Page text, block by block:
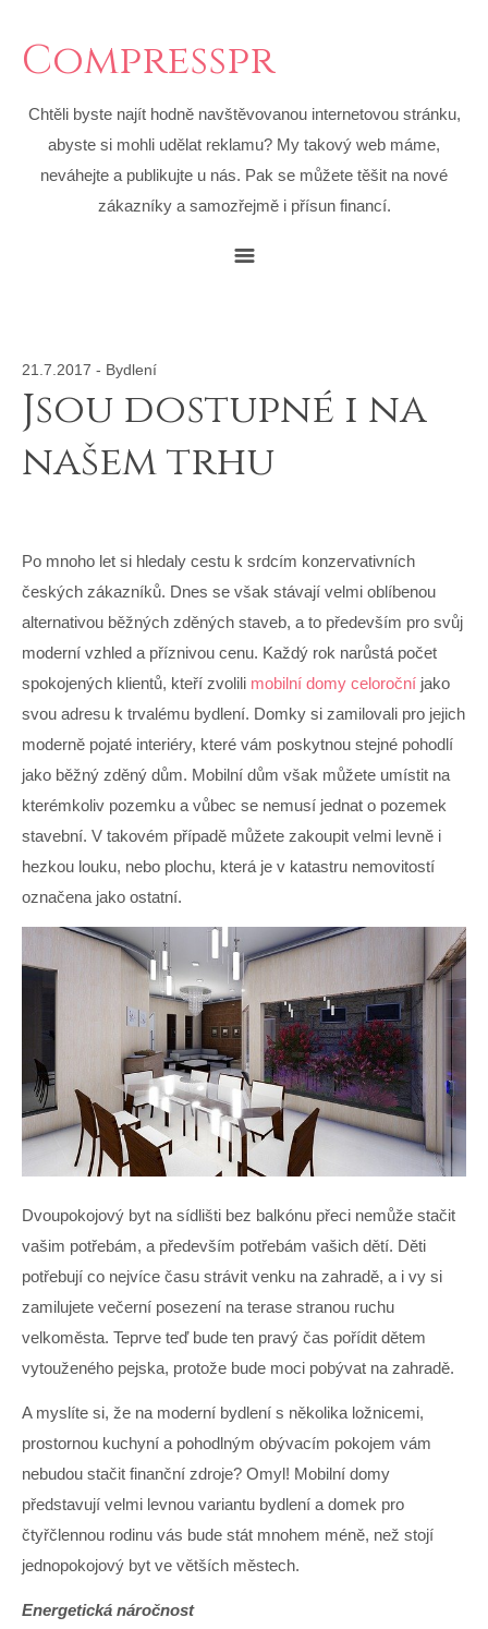
Compresspr
Chtěli byste najít hodně navštěvovanou internetovou stránku,
abyste si mohli udělat reklamu? My takový web máme,
neváhejte a publikujte u nás. Pak se můžete těšit na nové
zákazníky a samozřejmě i přísun financí.
21.7.2017 - Bydlení
Jsou dostupné i na
našem trhu
Po mnoho let si hledaly cestu k srdcím konzervativních
českých zákazníků. Dnes se však stávají velmi oblíbenou
alternativou běžných zděných staveb, a to především pro svůj
moderní vzhled a příznivou cenu. Každý rok narůstá počet
spokojených klientů, kteří zvolili mobilní domy celoroční jako
svou adresu k trvalému bydlení. Domky si zamilovali pro jejich
moderně pojaté interiéry, které vám poskytnou stejné pohodlí
jako běžný zděný dům. Mobilní dům však můžete umístit na
kterémkoliv pozemku a vůbec se nemusí jednat o pozemek
stavební. V takovém případě můžete zakoupit velmi levně i
hezkou louku, nebo plochu, která je v katastru nemovitostí
označena jako ostatní.
Dvoupokojový byt na sídlišti bez balkónu přeci nemůže stačit
vašim potřebám, a především potřebám vašich dětí. Děti
potřebují co nejvíce času strávit venku na zahradě, a i vy si
zamilujete večerní posezení na terase stranou ruchu
velkoměsta. Teprve teď bude ten pravý čas pořídit dětem
vytouženého pejska, protože bude moci pobývat na zahradě.
A myslíte si, že na moderní bydlení s několika ložnicemi,
prostornou kuchyní a pohodlným obývacím pokojem vám
nebudou stačit finanční zdroje? Omyl! Mobilní domy
představují velmi levnou variantu bydlení a domek pro
čtyřčlennou rodinu vás bude stát mnohem méně, než stojí
jednopokojový byt ve větších městech.
Energetická náročnost